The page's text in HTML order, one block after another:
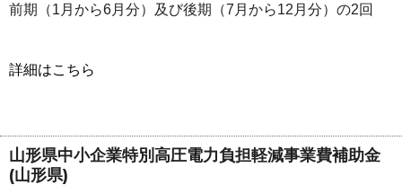
前期（1月から6月分）及び後期（7月から12月分）の2回
詳細はこちら
山形県中小企業特別高圧電力負担軽減事業費補助金
(山形県)